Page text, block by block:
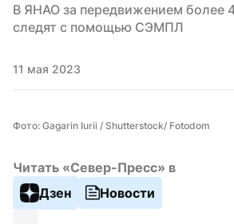
В ЯНАО за передвижением более
следят с помощью СЭМПЛ
11 мая 2023
Фото: Gagarin Iurii / Shutterstock/ Fotodom
Читать «Север-Пресс» в
Дзен
Новости